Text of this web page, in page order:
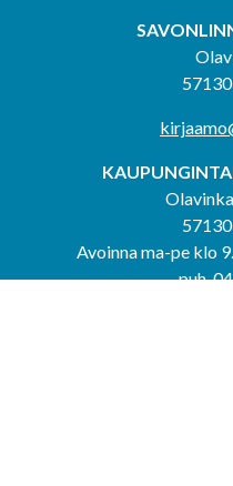
Avoinna ma-pe klo
puh.